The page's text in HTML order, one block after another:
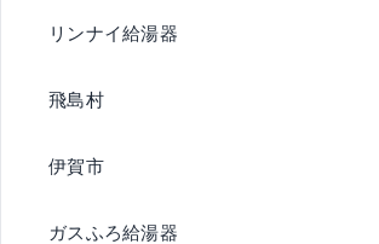
リンナイ給湯器
飛島村
伊賀市
ガスふろ給湯器